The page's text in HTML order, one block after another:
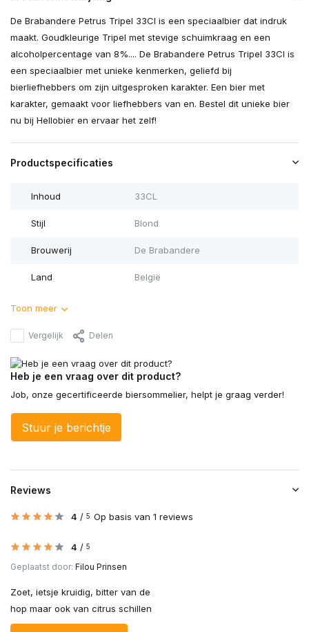
De Brabandere Petrus Tripel 33Cl is een speciaalbier dat indruk
maakt. Goudkleurige Tripel met stevige schuimkraag en een
alcoholpercentage van 8%.... De Brabandere Petrus Tripel 33Cl is
een speciaalbier met unieke kenmerken, geliefd bij
bierliefhebbers om zijn uitgesproken karakter. Een bier met
karakter, gemaakt voor liefhebbers van en. Bestel dit unieke bier
nu bij Hellobier en ervaar het zelf!
Productspecificaties
Inhoud 33CL
Stijl Blond
Brouwerij De Brabandere
Land België
Toon meer
Vergelijk Delen
Heb je een vraag over dit product?
Job, onze gecertificeerde biersommelier, helpt je graag verder!
Stuur je berichtje
Reviews
4 / 5 Op basis van 1 reviews
4 / 5
Geplaatst door: Filou Prinsen
Zoet, ietsje kruidig, bitter van de
hop maar ook van citrus schillen